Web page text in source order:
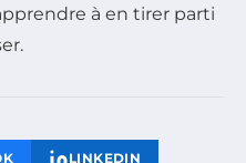
à en tirer parti
LINKEDIN